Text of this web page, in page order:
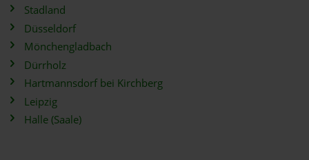
Stadland
Düsseldorf
Mönchengladbach
Dürrholz
Hartmannsdorf bei Kirchberg
Leipzig
Halle (Saale)